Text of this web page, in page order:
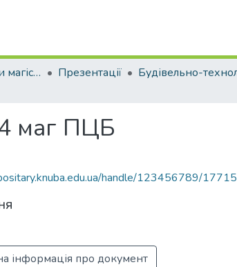
Атестаційні роботи магістрів Презентації
маг ПЦБ
handle/123456789/17715
інформація про документ